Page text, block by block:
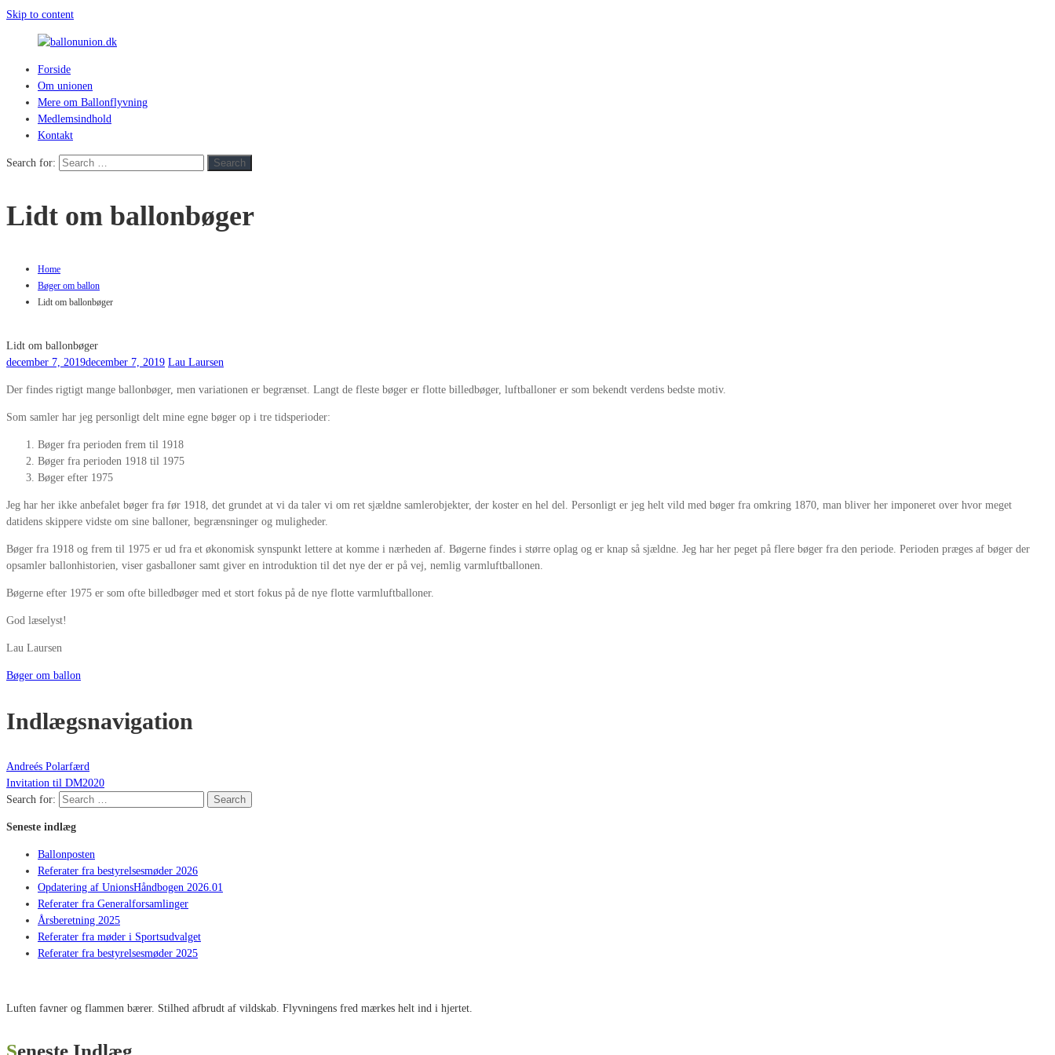
Skip to content
ballonunion.dk
hvad
blæser
Forside
Om unionen
Mere om Ballonflyvning
Medlemsindhold
Kontakt
Search for: Search
Lidt om ballonbøger
Home
Bøger om ballon
Lidt om ballonbøger
Lidt om ballonbøger
december 7, 2019december 7, 2019 Lau Laursen
Der findes rigtigt mange ballonbøger, men variationen er begrænset. Langt de fleste bøger er flotte billedbøger, luftballoner er som bekendt verdens bedste motiv.
Som samler har jeg personligt delt mine egne bøger op i tre tidsperioder:
Bøger fra perioden frem til 1918
Bøger fra perioden 1918 til 1975
Bøger efter 1975
Jeg har her ikke anbefalet bøger fra før 1918, det grundet at vi da taler vi om ret sjældne samlerobjekter, der koster en hel del. Personligt er jeg helt vild med bøger fra omkring 1870, man bliver her imponeret over hvor meget
datidens skippere vidste om sine balloner, begrænsninger og muligheder.
Bøger fra 1918 og frem til 1975 er ud fra et økonomisk synspunkt lettere at komme i nærheden af. Bøgerne findes i større oplag og er knap så sjældne. Jeg har her peget på flere bøger fra den periode. Perioden præges af bøger der
opsamler ballonhistorien, viser gasballoner samt giver en introduktion til det nye der er på vej, nemlig varmluftballonen.
Bøgerne efter 1975 er som ofte billedbøger med et stort fokus på de nye flotte varmluftballoner.
God læselyst!
Lau Laursen
Bøger om ballon
Indlægsnavigation
Andreés Polarfærd
Invitation til DM2020
Search for:
Search
Seneste indlæg
Ballonposten
Referater fra bestyrelsesmøder 2026
Opdatering af UnionsHåndbogen 2026.01
Referater fra Generalforsamlinger
Årsberetning 2025
Referater fra møder i Sportsudvalget
Referater fra bestyrelsesmøder 2025
Luften favner og flammen bærer. Stilhed afbrudt af vildskab. Flyvningens fred mærkes helt ind i hjertet.
Seneste Indlæg